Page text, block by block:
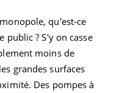
qu'est-ce
public ? S'y on casse
moins de
grandes surfaces
Des pompes à